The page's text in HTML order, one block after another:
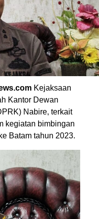
Kejaksaan
Kantor Dewan
Nabire, terkait
kegiatan bimbingan
Batam tahun 2023.